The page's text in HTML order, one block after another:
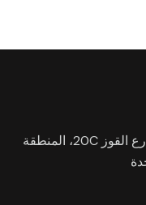
أوتو إكسبرت ورش، مستودع #S2، شارع القوز 20C، المنطقة